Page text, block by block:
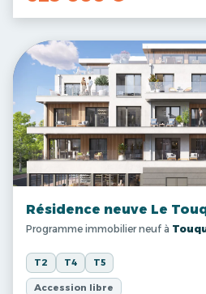
Résidence neuve Le
Programme immobilier neuf à
T2 T4 T5
Accession libre